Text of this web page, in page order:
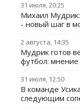
31 июля, 20:25
Михаил
- новый шаг в
2 августа, 14:35
Мудрик готов
футбол:
31 июля, 12:50
В команде
следующим